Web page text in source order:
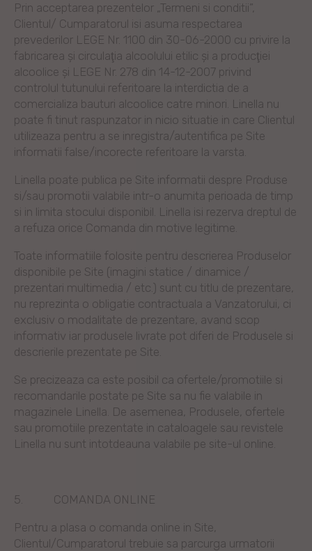
Prin acceptarea prezentelor „Termeni si conditii”,
Clientul/ Cumparatorul isi asuma respectarea
prevederilor LEGE Nr. 1100 din 30-06-2000 cu privire la
fabricarea şi circulaţia alcoolului etilic şi a producţiei
alcoolice și LEGE Nr. 278 din 14-12-2007 privind
controlul tutunului referitoare la interdictia de a
comercializa bauturi alcoolice catre minori. Linella nu
poate fi tinut raspunzator in nicio situatie in care Clientul
utilizeaza pentru a se inregistra/autentifica pe Site
informatii false/incorecte referitoare la varsta.
Linella poate publica pe Site informatii despre Produse
si/sau promotii valabile intr-o anumita perioada de timp
si in limita stocului disponibil. Linella isi rezerva dreptul de
a refuza orice Comanda din motive legitime.
Toate informatiile folosite pentru descrierea Produselor
disponibile pe Site (imagini statice / dinamice /
prezentari multimedia / etc.) sunt cu titlu de prezentare,
nu reprezinta o obligatie contractuala a Vanzatorului, ci
exclusiv o modalitate de prezentare, avand scop
informativ iar produsele livrate pot diferi de Produsele si
descrierile prezentate pe Site.
Se precizeaza ca este posibil ca ofertele/promotiile si
recomandarile postate pe Site sa nu fie valabile in
magazinele Linella. De asemenea, Produsele, ofertele
sau promotiile prezentate in cataloagele sau revistele
Linella nu sunt intotdeauna valabile pe site-ul online.
5. COMANDA ONLINE
Pentru a plasa o comanda online in Site,
Clientul/Cumparatorul trebuie sa parcurga urmatorii